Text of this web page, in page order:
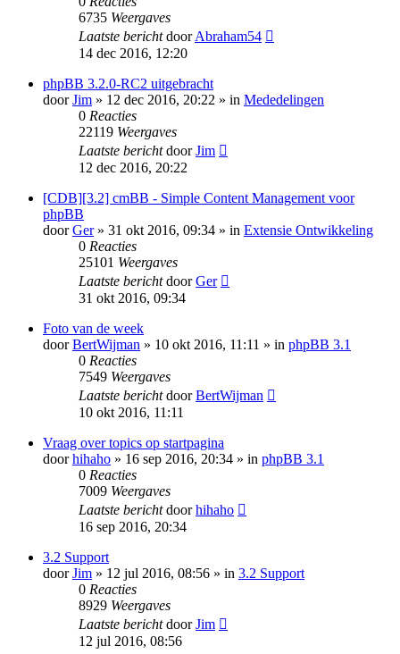
6735 Weergaves
Laatste berichtdoorAbraham54
14 dec 2016, 12:20
phpBB 3.2.0-RC2 uitgebracht
doorJim » 12 dec 2016, 20:22 » in Mededelingen
0 Reacties
22119 Weergaves
Laatste berichtdoorJim
12 dec 2016, 20:22
[CDB][3.2] cmBB - Simple Content Management voor
phpBB
doorGer» 31 okt 2016, 09:34 » in Extensie Ontwikkeling
0 Reacties
25101 Weergaves
Laatste berichtdoorGer
31 okt 2016, 09:34
Foto van de week
doorBertWijman » 10 okt 2016, 11:11 » in phpBB 3.1
0 Reacties
7549 Weergaves
Laatste berichtdoorBertWijman
10 okt 2016, 11:11
Vraag over topics op startpagina
doorhihaho » 16 sep 2016, 20:34 » in phpBB 3.1
0 Reacties
7009 Weergaves
Laatste berichtdoorhihaho
16 sep 2016, 20:34
3.2 Support
doorJim » 12 jul 2016, 08:56 » in 3.2 Support
0 Reacties
8929 Weergaves
Laatste berichtdoorJim
12 jul 2016, 08:56